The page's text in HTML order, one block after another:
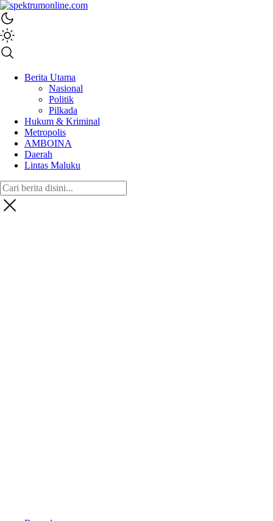
spektrumonline.com
Berita Utama
Nasional
Politik
Pilkada
Hukum & Kriminal
Metropolis
AMBOINA
Daerah
Lintas Maluku